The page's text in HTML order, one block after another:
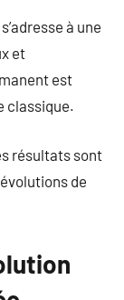
à une
et
est
classique.
résultats sont
de